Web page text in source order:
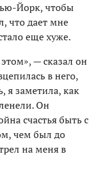
Йорк, чтобы
что дает мне
еще хуже.
— сказал он
в него,
я заметила, как
Он
счастья быть с
чем был до
на меня в